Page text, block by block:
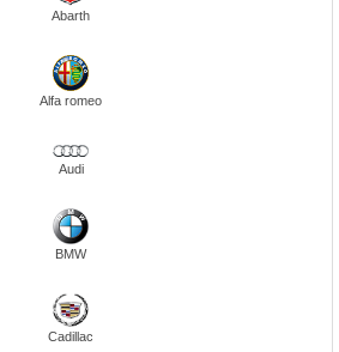
Abarth
Alfa romeo
Audi
BMW
Cadillac